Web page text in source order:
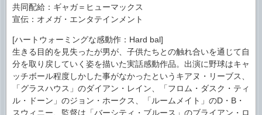
共同配給：ギャガ＝ヒューマックス
宣伝：オメガ・エンタテインメント
[ハートウォーミングな感動作：Hard bal]
生きる目的を見失ったが男が、子供たちとの触れ合いを通じて自
分を取り戻していく姿を描いた実話感動作品。出演に野球はキャ
ッチボール程度しかした事がなかったというキアヌ・リーブス、
「グラスハウス」のダイアン・レイン、「フロム・ダスク・ティ
ル・ドーン」のジョン・ホークス、「ルームメイト」のD・B・
スウィニー、監督は「バーシティ・ブルース」のブライアン・ロ